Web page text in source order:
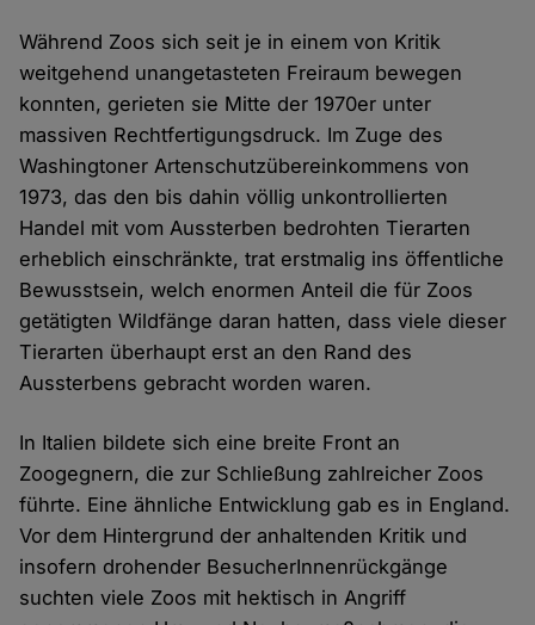
Während Zoos sich seit je in einem von Kritik
weitgehend unangetasteten Freiraum bewegen
konnten, gerieten sie Mitte der 1970er unter
massiven Rechtfertigungsdruck. Im Zuge des
Washingtoner Artenschutzübereinkommens von
1973, das den bis dahin völlig unkontrollierten
Handel mit vom Aussterben bedrohten Tierarten
erheblich einschränkte, trat erstmalig ins öffentliche
Bewusstsein, welch enormen Anteil die für Zoos
getätigten Wildfänge daran hatten, dass viele dieser
Tierarten überhaupt erst an den Rand des
Aussterbens gebracht worden waren.
In Italien bildete sich eine breite Front an
Zoogegnern, die zur Schließung zahlreicher Zoos
führte. Eine ähnliche Entwicklung gab es in England.
Vor dem Hintergrund der anhaltenden Kritik und
insofern drohender BesucherInnenrückgänge
suchten viele Zoos mit hektisch in Angriff